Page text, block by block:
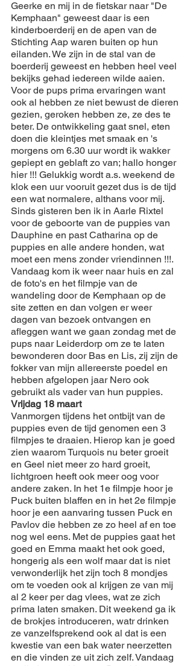
Geerke en mij in de fietskar naar "De
Kemphaan" geweest daar is een
kinderboerderij en de apen van de
Stichting Aap waren buiten op hun
eilanden. We zijn in de stal van de
boerderij geweest en hebben heel veel
bekijks gehad iedereen wilde aaien.
Voor de pups prima ervaringen want
ook al hebben ze niet bewust de dieren
gezien, geroken hebben ze, ze des te
beter. De ontwikkeling gaat snel, eten
doen die kleintjes met smaak en 's
morgens om 6.30 uur wordt ik wakker
gepiept en geblaft zo van; hallo honger
hier !!! Gelukkig wordt a.s. weekend de
klok een uur vooruit gezet dus is de tijd
een wat normalere, althans voor mij.
Sinds gisteren ben ik in Aarle Rixtel
voor de geboorte van de puppies van
Dauphine en past Catharina op de
puppies en alle andere honden, wat
moet een mens zonder vriendinnen !!!.
Vandaag kom ik weer naar huis en zal
de foto's en het filmpje van de
wandeling door de Kemphaan op de
site zetten en dan volgen er weer
dagen van bezoek ontvangen en
afleggen want we gaan zondag met de
pups naar Leiderdorp om ze te laten
bewonderen door Bas en Lis, zij zijn de
fokker van mijn allereerste poedel en
hebben afgelopen jaar Nero ook
gebruikt als vader van hun puppies.
Vrijdag 18 maart
Vanmorgen tijdens het ontbijt van de
puppies even de tijd genomen een 3
filmpjes te draaien. Hierop kan je goed
zien waarom Turquois nu beter groeit
en Geel niet meer zo hard groeit,
lichtgroen heeft ook meer oog voor
andere zaken. In het 1e filmpje hoor je
Puck buiten blaffen en in het 2e filmpje
hoor je een aanvaring tussen Puck en
Pavlov die hebben ze zo heel af en toe
nog wel eens. Met de puppies gaat het
goed en Emma maakt het ook goed,
hongerig als een wolf maar dat is niet
verwonderlijk het zijn toch 8 mondjes
om te voeden ook al krijgen ze van mij
al 2 keer per dag vlees, wat ze zich
prima laten smaken. Dit weekend ga ik
de brokjes introduceren, watr drinken
ze vanzelfsprekend ook al dat is een
kwestie van een bak water neerzetten
en die vinden ze uit zich zelf. Vandaag